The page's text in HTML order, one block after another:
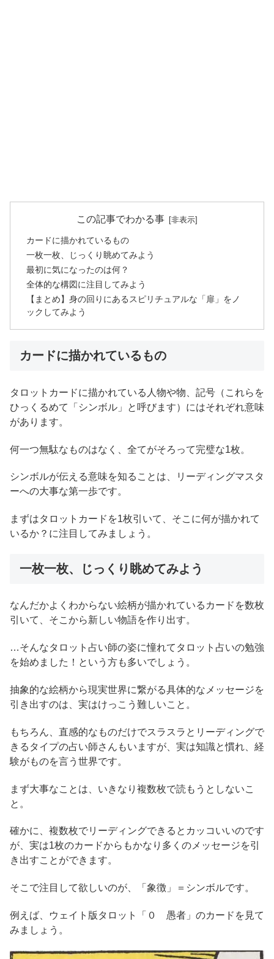
この記事でわかる事
カードに描かれているもの
一枚一枚、じっくり眺めてみよう
最初に気になったのは何？
全体的な構図に注目してみよう
【まとめ】身の回りにあるスピリチュアルな「扉」をノ
ックしてみよう
カードに描かれているもの
タロットカードに描かれている人物や物、記号（これらを
ひっくるめて「シンボル」と呼びます）にはそれぞれ意味
があります。
何一つ無駄なものはなく、全てがそろって完璧な1枚。
シンボルが伝える意味を知ることは、リーディングマスタ
ーへの大事な第一歩です。
まずはタロットカードを1枚引いて、そこに何が描かれて
いるか？に注目してみましょう。
一枚一枚、じっくり眺めてみよう
なんだかよくわからない絵柄が描かれているカードを数枚
引いて、そこから新しい物語を作り出す。
…そんなタロット占い師の姿に憧れてタロット占いの勉強
を始めました！という方も多いでしょう。
抽象的な絵柄から現実世界に繋がる具体的なメッセージを
引き出すのは、実はけっこう難しいこと。
もちろん、直感的なものだけでスラスラとリーディングで
きるタイプの占い師さんもいますが、実は知識と慣れ、経
験がものを言う世界です。
まず大事なことは、いきなり複数枚で読もうとしないこ
と。
確かに、複数枚でリーディングできるとカッコいいのです
が、実は1枚のカードからもかなり多くのメッセージを引
き出すことができます。
そこで注目して欲しいのが、「象徴」＝シンボルです。
例えば、ウェイト版タロット「０ 愚者」のカードを見て
みましょう。